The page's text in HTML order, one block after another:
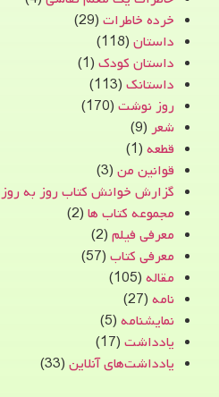
خرده خاطرات (29)
داستان (118)
داستان کودک (1)
داستانک (113)
روز نوشت (170)
شعر (9)
قطعه (1)
قوانین من (3)
گزارش خوانش کتاب روز به روز
مجموعه کتاب ها (2)
معرفی فیلم (2)
معرفی کتاب (57)
مقاله (105)
نامه (27)
نمایشنامه (5)
یادداشت (17)
یادداشت‌های آنلاین (33)